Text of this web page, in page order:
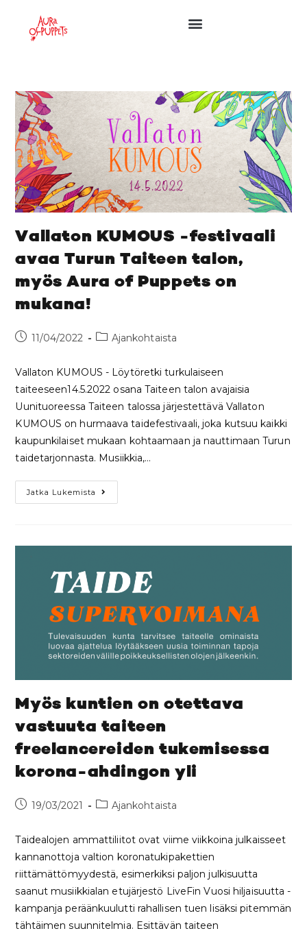
Vallaton KUMOUS -festivaali
avaa Turun Taiteen talon,
myös Aura of Puppets on
mukana!
11/04/2022 Ajankohtaista
Vallaton KUMOUS - Löytöretki turkulaiseen
taiteeseen14.5.2022 osana Taiteen talon avajaisia
Uunituoreessa Taiteen talossa järjestettävä Vallaton
KUMOUS on hurmaava taidefestivaali, joka kutsuu kaikki
kaupunkilaiset mukaan kohtaamaan ja nauttimaan Turun
taidetarjonnasta. Musiikkia,…
Jatka Lukemista
Myös kuntien on otettava
vastuuta taiteen
freelancereiden tukemisessa
korona-ahdingon yli
19/03/2021 Ajankohtaista
Taidealojen ammattiliitot ovat viime viikkoina julkaisseet
kannanottoja valtion koronatukipakettien
riittämättömyydestä, esimerkiksi paljon julkisuutta
saanut musiikkialan etujärjestö LiveFin Vuosi hiljaisuutta -
kampanja peräänkuulutti rahallisen tuen lisäksi pitemmän
tähtäimen suunnitelmia. Esittävän taiteen